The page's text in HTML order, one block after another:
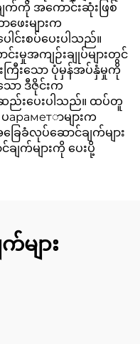
က်ကို အကောင်းဆုံးဖြစ်
းများက
ါင်းစပ်ပေးပါသည်။
မှုအကျဉ်းချုပ်များတွင်
ကြီးသော ပုံမှန်အပ်နှံမှုကို
ာ ဒီဇိုင်းက
ည်းပေးပါသည်။ ထပ်တူ
ာများက
ခံလုပ်ဆောင်ချက်များ
က်များကို ပေးပို့
များ